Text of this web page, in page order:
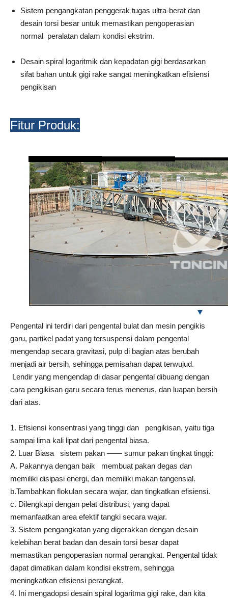
Sistem pengangkatan penggerak tugas ultra-berat dan
desain torsi besar untuk memastikan pengoperasian
normal peralatan dalam kondisi ekstrim.
Desain spiral logaritmik dan kepadatan gigi berdasarkan
sifat bahan untuk gigi rake sangat meningkatkan efisiensi
pengikisan
Fitur Produk:
Pengental ini terdiri dari pengental bulat dan mesin pengikis
garu, partikel padat yang tersuspensi dalam pengental
mengendap secara gravitasi, pulp di bagian atas berubah
menjadi air bersih, sehingga pemisahan dapat terwujud.
Lendir yang mengendap di dasar pengental dibuang dengan
cara pengikisan garu secara terus menerus, dan luapan bersih
dari atas.
1. Efisiensi konsentrasi yang tinggi dan pengikisan, yaitu tiga
sampai lima kali lipat dari pengental biasa.
2. Luar Biasa sistem pakan —— sumur pakan tingkat tinggi:
A. Pakannya dengan baik membuat pakan degas dan
memiliki disipasi energi, dan memiliki makan tangensial.
b.Tambahkan flokulan secara wajar, dan tingkatkan efisiensi.
c. Dilengkapi dengan pelat distribusi, yang dapat
memanfaatkan area efektif tangki secara wajar.
3. Sistem pengangkatan yang digerakkan dengan desain
kelebihan berat badan dan desain torsi besar dapat
memastikan pengoperasian normal perangkat. Pengental tidak
dapat dimatikan dalam kondisi ekstrem, sehingga
meningkatkan efisiensi perangkat.
4. Ini mengadopsi desain spiral logaritma gigi rake, dan kita